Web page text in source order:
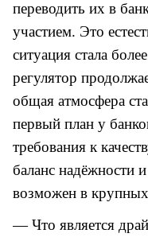
переводить их в
участием. Это
ситуация стала
регулятор
общая атмосфера
первый план у
требования к
баланс надёжности
возможен в
— Что является